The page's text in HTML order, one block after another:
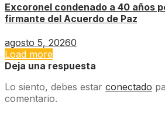
Excoronel condenado a 40 años
firmante del Acuerdo de Paz
agosto 5, 20260
Load more
Deja una respuesta
Lo siento, debes estar conectado
comentario.